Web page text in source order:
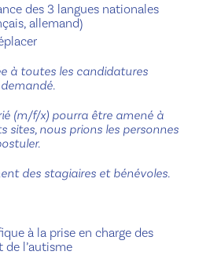
des 3 langues nationales
allemand)
à toutes les candidatures
(m/f/x) pourra être amené à
sites, nous prions les personnes
des stagiaires et bénévoles.
à la prise en charge des
de l’autisme